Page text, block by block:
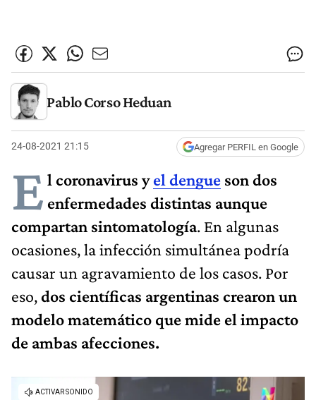
Pablo Corso Heduan
24-08-2021 21:15 Agregar PERFIL en Google
E l coronavirus yel dengue son dos
enfermedades distintas aunque
compartan sintomatología. En algunas
ocasiones, la infección simultánea podría
causar un agravamiento de los casos. Por
eso,dos científicas argentinas crearon un
modelo matemático que mide el impacto
de ambas afecciones.